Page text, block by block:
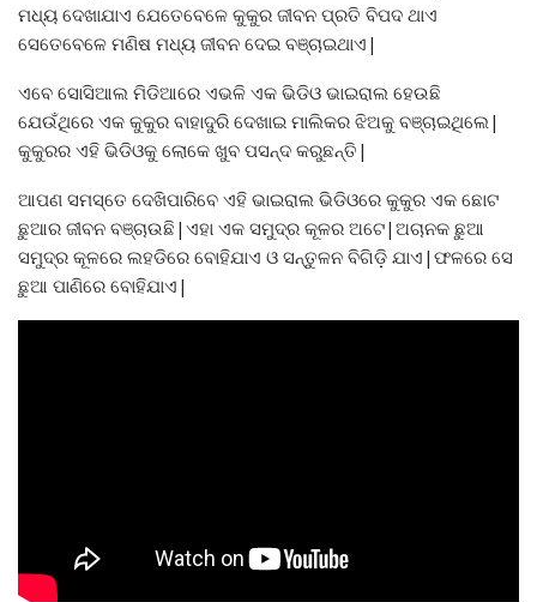
ମଧ୍ୟ ଦେଖାଯାଏ ଯେତେବେଳେ କୁକୁର ଜୀବନ ପ୍ରତି ବିପଦ ଥାଏ
ସେତେବେଳେ ମଣିଷ ମଧ୍ୟ ଜୀବନ ଦେଇ ବଞ୍ଚାଇଥାଏ|
ଏବେ ସୋସିଆଲ ମିଡିଆରେ ଏଭଳି ଏକ ଭିଡିଓ ଭାଇରାଲ ହେଉଛି
ଯେଉଁଥିରେ ଏକ କୁକୁର ବାହାଦୁରି ଦେଖାଇ ମାଲିକର ଝିଅକୁ ବଞ୍ଚାଇଥିଲେ|
କୁକୁରର ଏହି ଭିଡିଓକୁ ଲୋକେ ଖୁବ ପସନ୍ଦ କରୁଛନ୍ତି|
ଆପଣ ସମସ୍ତେ ଦେଖିପାରିବେ ଏହି ଭାଇରାଲ ଭିଡିଓରେ କୁକୁର ଏକ ଛୋଟ
ଛୁଆର ଜୀବନ ବଞ୍ଚାଉଛି|ଏହା ଏକ ସମୁଦ୍ର କୂଳର ଅଟେ|ଅଚାନକ ଛୁଆ
ସମୁଦ୍ର କୂଳରେ ଲହଡିରେ ବୋହିଯାଏ ଓ ସନ୍ତୁଳନ ବିଗିଡ଼ି ଯାଏ|ଫଳରେ ସେ
ଛୁଆ ପାଣିରେ ବୋହିଯାଏ|